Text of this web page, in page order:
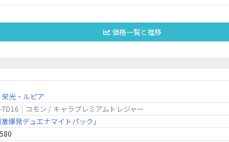
価格一覧と推移
光・ルピア
コモン / キャラプレミアムトレジャー
爆発デュエナマイトパック」